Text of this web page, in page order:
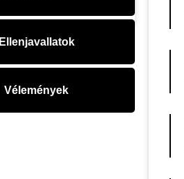
Ellenjavallatok
Vélemények